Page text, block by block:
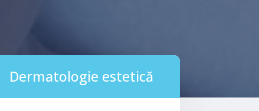
Dermatologie estetică